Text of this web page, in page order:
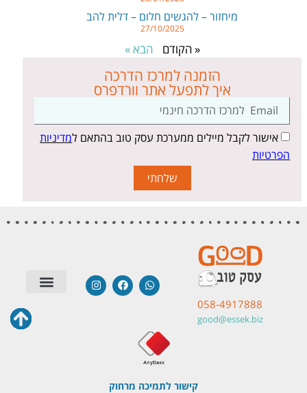
מיחזור – להגשים חלום – דלית להב
27/10/2025
« הקודם הבא »
הזמנה למרכז הדרכה
איך לתפעל אתר וורדפרס
אישור לקבל מיילים ממערכת עסק טוב בהתאם למדיניות
הפרטיות
שלחתי
058-4917888
good@essek.biz
קישור לתמיכה מרחוק